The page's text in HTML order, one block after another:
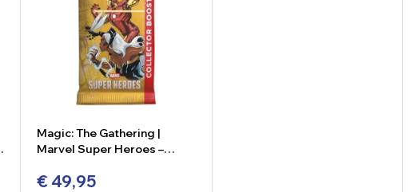
Magic: The Gathering |
Marvel Super Heroes –
€ 49,95